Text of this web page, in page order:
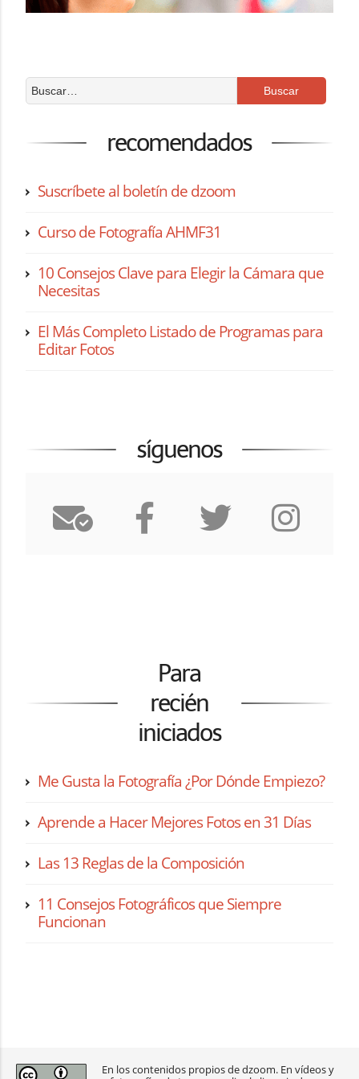
recomendados
Suscríbete al boletín de dzoom
Curso de Fotografía AHMF31
10 Consejos Clave para Elegir la Cámara que
Necesitas
El Más Completo Listado de Programas para
Editar Fotos
síguenos
Para
recién
iniciados
Me Gusta la Fotografía ¿Por Dónde Empiezo?
Aprende a Hacer Mejores Fotos en 31 Días
Las 13 Reglas de la Composición
11 Consejos Fotográficos que Siempre
Funcionan
En los contenidos propios de dzoom. En vídeos y